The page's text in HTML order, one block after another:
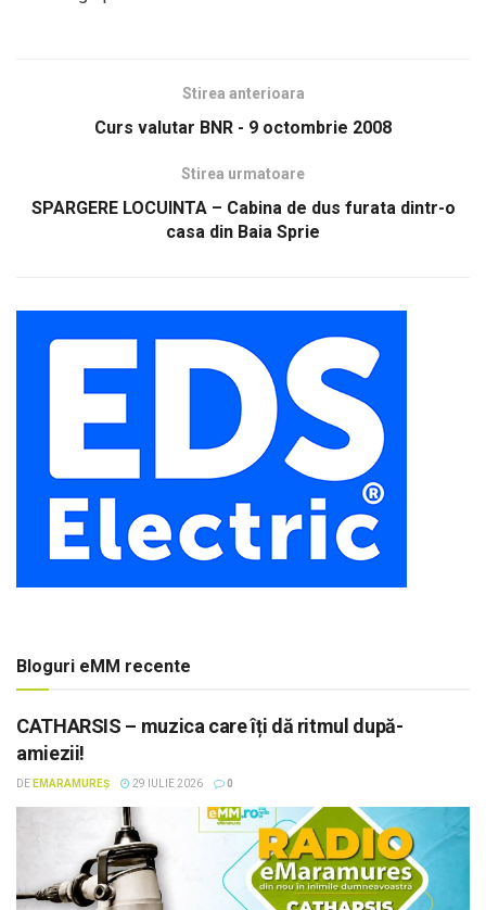
Stirea anterioara
Curs valutar BNR - 9 octombrie 2008
Stirea urmatoare
SPARGERE LOCUINTA – Cabina de dus furata dintr-o
casa din Baia Sprie
Bloguri eMM recente
CATHARSIS – muzica care îți dă ritmul după-
amiezii!
DE EMARAMUREȘ 29 IULIE 2026 0